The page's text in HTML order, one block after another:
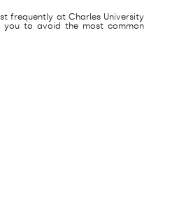
frequently at Charles University
to avoid the most common